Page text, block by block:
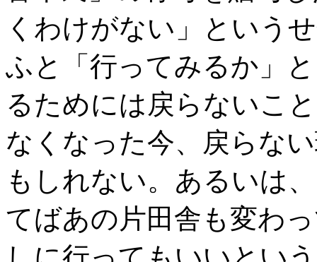
くわけがない」という
ふと「行ってみるか」
るためには戻らないこ
なくなった今、戻らな
もしれない。あるいは
てばあの片田舎も変わ